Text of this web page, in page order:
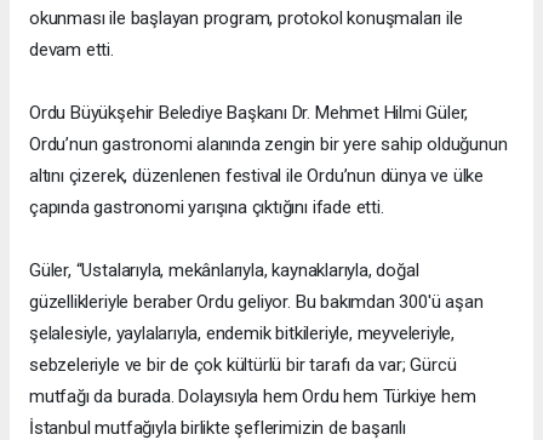
okunması ile başlayan program, protokol konuşmaları ile
devam etti.
Ordu Büyükşehir Belediye Başkanı Dr. Mehmet Hilmi Güler,
Ordu’nun gastronomi alanında zengin bir yere sahip olduğunun
altını çizerek, düzenlenen festival ile Ordu’nun dünya ve ülke
çapında gastronomi yarışına çıktığını ifade etti.
Güler, “Ustalarıyla, mekânlarıyla, kaynaklarıyla, doğal
güzellikleriyle beraber Ordu geliyor. Bu bakımdan 300'ü aşan
şelalesiyle, yaylalarıyla, endemik bitkileriyle, meyveleriyle,
sebzeleriyle ve bir de çok kültürlü bir tarafı da var; Gürcü
mutfağı da burada. Dolayısıyla hem Ordu hem Türkiye hem
İstanbul mutfağıyla birlikte şeflerimizin de başarılı